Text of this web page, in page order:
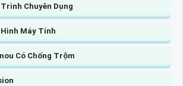
Chuyên Dụng
Máy Tính
Có Chống Trộm